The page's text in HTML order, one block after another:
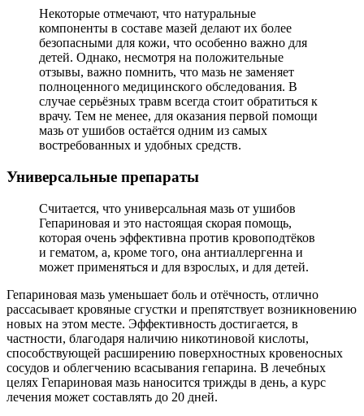
Некоторые отмечают, что натуральные
компоненты в составе мазей делают их более
безопасными для кожи, что особенно важно для
детей. Однако, несмотря на положительные
отзывы, важно помнить, что мазь не заменяет
полноценного медицинского обследования. В
случае серьёзных травм всегда стоит обратиться к
врачу. Тем не менее, для оказания первой помощи
мазь от ушибов остаётся одним из самых
востребованных и удобных средств.
Универсальные препараты
Считается, что универсальная мазь от ушибов
Гепариновая и это настоящая скорая помощь,
которая очень эффективна против кровоподтёков
и гематом, а, кроме того, она антиаллергенна и
может применяться и для взрослых, и для детей.
Гепариновая мазь уменьшает боль и отёчность, отлично
рассасывает кровяные сгустки и препятствует возникновению
новых на этом месте. Эффективность достигается, в
частности, благодаря наличию никотиновой кислоты,
способствующей расширению поверхностных кровеносных
сосудов и облегчению всасывания гепарина. В лечебных
целях Гепариновая мазь наносится трижды в день, а курс
лечения может составлять до 20 дней.